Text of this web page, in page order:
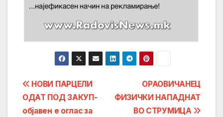
Post
navigation
ОРАОВИЧАНЕЦ
ФИЗИЧКИ НАПАДНАТ
ВО СТРУМИЦА
НОВИ ПАРЦЕЛИ
ОДАТ ПОД ЗАКУП-
објавен е оглас за